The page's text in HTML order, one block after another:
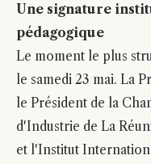
Une signature
pédagogique
Le moment le plus
le samedi 23 mai. La
le Président de la
d'Industrie de La
et l'Institut